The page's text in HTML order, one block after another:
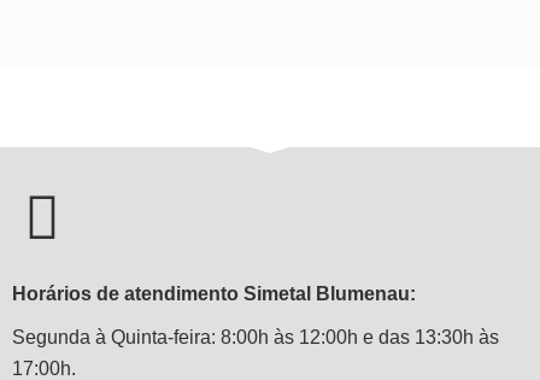
Horários de atendimento Simetal Blumenau:
Segunda à Quinta-feira: 8:00h às 12:00h e das 13:30h às
17:00h.